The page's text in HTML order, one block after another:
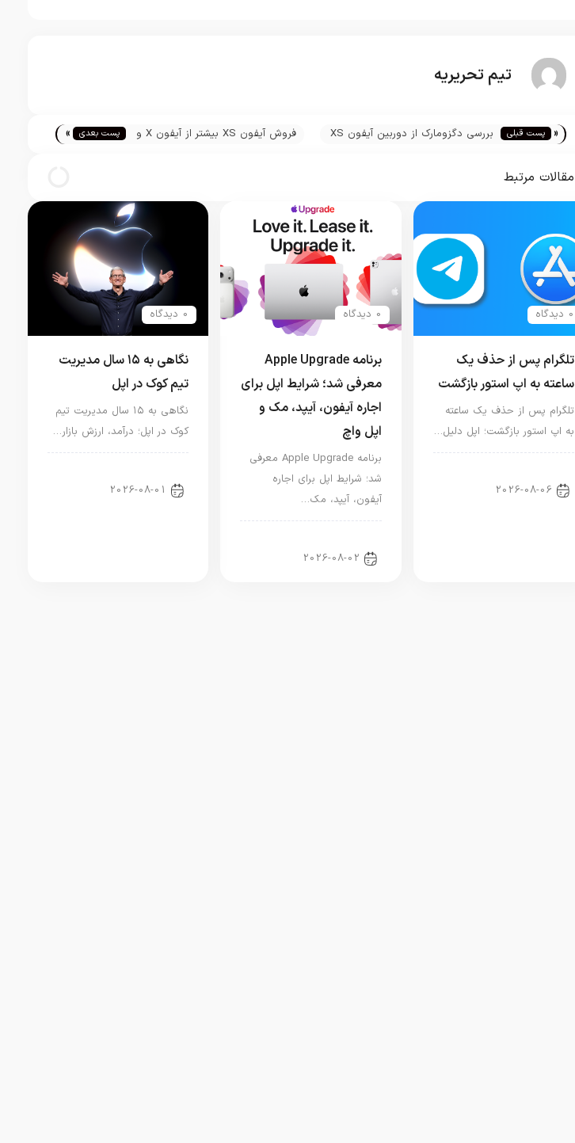
تیم تحریریه
« پست قبلی
بررسی دگزومارک از دوربین آیفون XS
فروش آیفون XS بیشتر از آیفون X و
پست بعدی »
مقالات مرتبط
0 دیدگاه
تلگرام پس از حذف یک
ساعته به اپ استور بازگشت
تلگرام پس از حذف یک ساعته
به اپ استور بازگشت؛ اپل دلیل…
2026-08-06
0 دیدگاه
برنامه Apple Upgrade
معرفی شد؛ شرایط اپل برای
اجاره آیفون، آیپد، مک و
اپل واچ
برنامه Apple Upgrade معرفی
شد؛ شرایط اپل برای اجاره
آیفون، آیپد، مک…
2026-08-02
0 دیدگاه
نگاهی به ۱۵ سال مدیریت
تیم کوک در اپل
نگاهی به ۱۵ سال مدیریت تیم
کوک در اپل؛ درآمد، ارزش بازار…
2026-08-01